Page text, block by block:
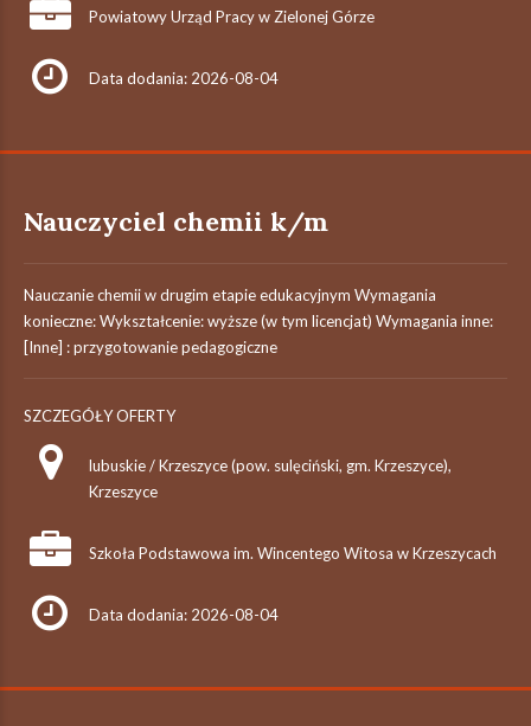
Powiatowy Urząd Pracy w Zielonej Górze
Data dodania: 2026-08-04
Nauczyciel chemii k/m
Nauczanie chemii w drugim etapie edukacyjnym Wymagania
konieczne: Wykształcenie: wyższe (w tym licencjat) Wymagania inne:
[Inne] : przygotowanie pedagogiczne
SZCZEGÓŁY OFERTY
lubuskie / Krzeszyce (pow. sulęciński, gm. Krzeszyce),
Krzeszyce
Szkoła Podstawowa im. Wincentego Witosa w Krzeszycach
Data dodania: 2026-08-04